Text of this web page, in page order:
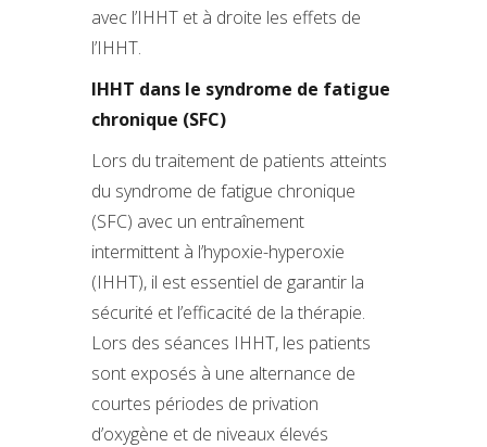
avec l’IHHT et à droite les effets de
l’IHHT.
IHHT dans le syndrome de fatigue
chronique (SFC)
Lors du traitement de patients atteints
du syndrome de fatigue chronique
(SFC) avec un entraînement
intermittent à l’hypoxie-hyperoxie
(IHHT), il est essentiel de garantir la
sécurité et l’efficacité de la thérapie.
Lors des séances IHHT, les patients
sont exposés à une alternance de
courtes périodes de privation
d’oxygène et de niveaux élevés